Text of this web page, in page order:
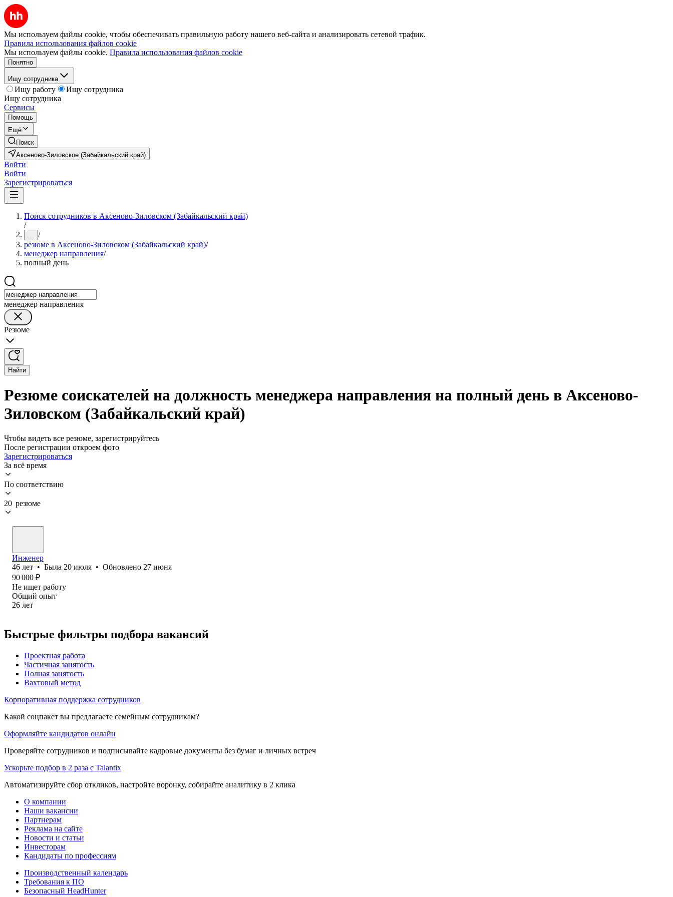
Мы используем файлы cookie, чтобы обеспечивать правильную работу нашего веб-сайта и анализировать сетевой трафик.
Правила использования файлов cookie
Мы используем файлы cookie. Правила использования файлов cookie
Понятно
Ищу сотрудника
Ищу работу
Ищу сотрудника
Ищу сотрудника
Сервисы
Помощь
Ещё
Поиск
Аксеново-Зиловское (Забайкальский край)
Войти
Войти
Зарегистрироваться
Поиск сотрудников в Аксеново-Зиловском (Забайкальский край)
/
... /
резюме в Аксеново-Зиловском (Забайкальский край)/
менеджер направления/
полный день
менеджер направления
Резюме
Найти
Резюме соискателей на должность менеджера направления на полный день в Аксеново-
Зиловском (Забайкальский край)
Чтобы видеть все резюме, зарегистрируйтесь
После регистрации откроем фото
Зарегистрироваться
За всё время
По соответствию
20 резюме
Инженер
46 лет • Была 20 июля • Обновлено 27 июня
90 000 ₽
Не ищет работу
Общий опыт
26 лет
Быстрые фильтры подбора вакансий
Проектная работа
Частичная занятость
Полная занятость
Вахтовый метод
Корпоративная поддержка сотрудников
Какой соцпакет вы предлагаете семейным сотрудникам?
Оформляйте кандидатов онлайн
Проверяйте сотрудников и подписывайте кадровые документы без бумаг и личных встреч
Ускорьте подбор в 2 раза с Talantix
Автоматизируйте сбор откликов, настройте воронку, собирайте аналитику в 2 клика
О компании
Наши вакансии
Партнерам
Реклама на сайте
Новости и статьи
Инвесторам
Кандидаты по профессиям
Производственный календарь
Требования к ПО
Безопасный HeadHunter